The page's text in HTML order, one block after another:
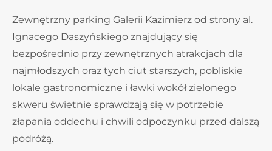
Zewnętrzny parking Galerii Kazimierz od strony al.
Ignacego Daszyńskiego znajdujący się
bezpośrednio przy zewnętrznych atrakcjach dla
najmłodszych oraz tych ciut starszych, pobliskie
lokale gastronomiczne i ławki wokół zielonego
skweru świetnie sprawdzają się w potrzebie
złapania oddechu i chwili odpoczynku przed dalszą
podróżą.